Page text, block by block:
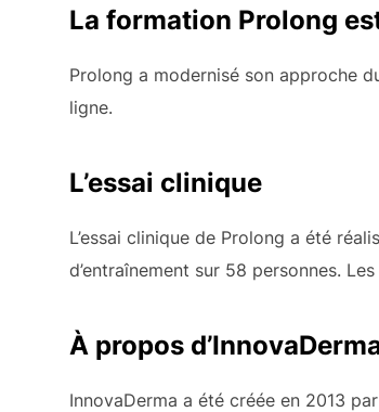
La formation Prolong
Prolong a modernisé son approche
ligne.
L’essai clinique
L’essai clinique de Prolong a été
d’entraînement sur 58 personnes.
À propos
InnovaDerma a été créée en 2013